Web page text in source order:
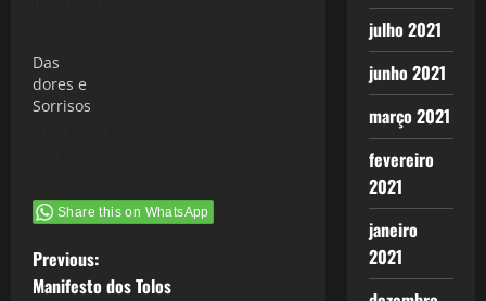
Das
dores e
Sorrisos
Share this on WhatsApp
P
Previous:
Manifesto dos Tolos
julho 2021
junho 2021
março 2021
fevereiro
2021
janeiro
2021